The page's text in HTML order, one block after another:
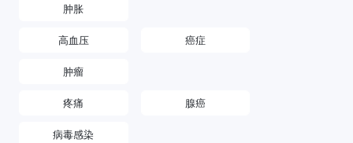
肿胀
高血压 癌症
肿瘤
疼痛 腺癌
病毒感染